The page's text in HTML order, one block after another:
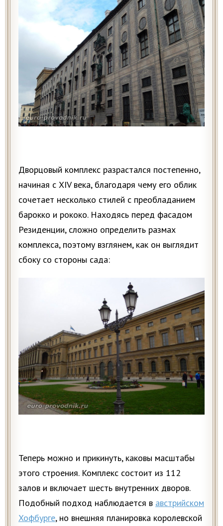
Дворцовый комплекс разрастался постепенно,
начиная с XIV века, благодаря чему его облик
сочетает несколько стилей с преобладанием
барокко и рококо. Находясь перед фасадом
Резиденции, сложно определить размах
комплекса, поэтому взглянем, как он выглядит
сбоку со стороны сада:
Теперь можно и прикинуть, каковы масштабы
этого строения. Комплекс состоит из 112
залов и включает шесть внутренних дворов.
Подобный подход наблюдается в австрийском
Хофбурге, но внешняя планировка королевской